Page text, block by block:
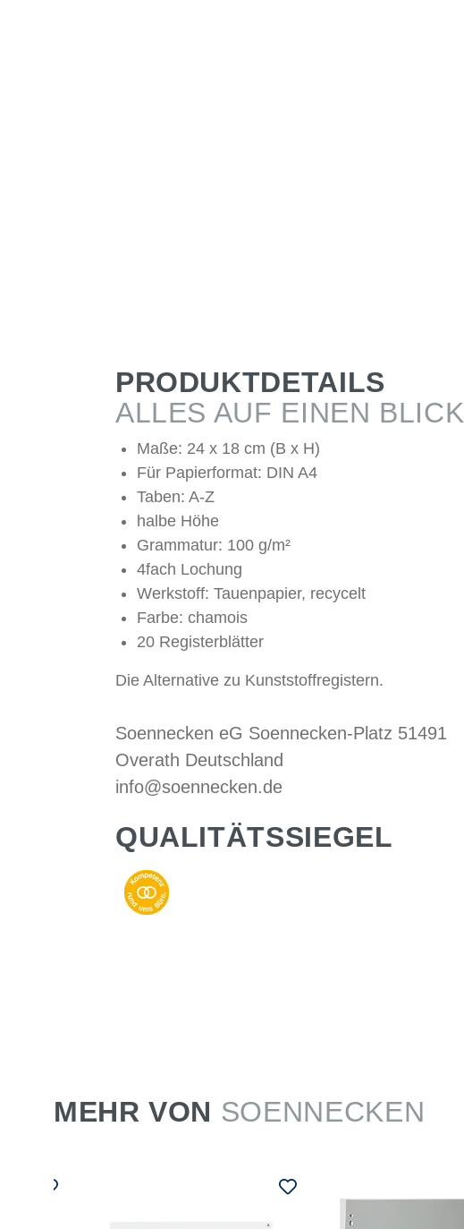
PRODUKTDETAILS
ALLES AUF EINEN BLICK
Maße: 24 x 18 cm (B x H)
Für Papierformat: DIN A4
Taben: A-Z
halbe Höhe
Grammatur: 100 g/m²
4fach Lochung
Werkstoff: Tauenpapier, recycelt
Farbe: chamois
20 Registerblätter
Die Alternative zu Kunststoffregistern.
Soennecken eG Soennecken-Platz 51491
Overath Deutschland
info@soennecken.de
QUALITÄTSSIEGEL
MEHR VON SOENNECKEN